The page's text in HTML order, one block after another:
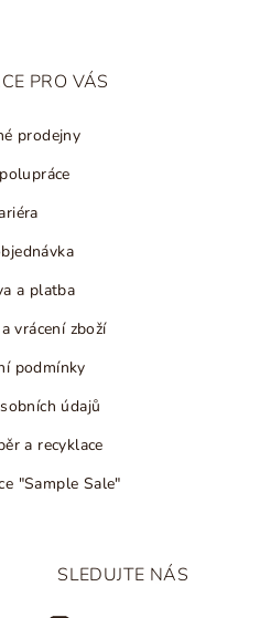
PRO VÁS
prodejny
a platba
vrácení zboží
podmínky
údajů
a recyklace
"Sample Sale"
SLEDUJTE NÁS